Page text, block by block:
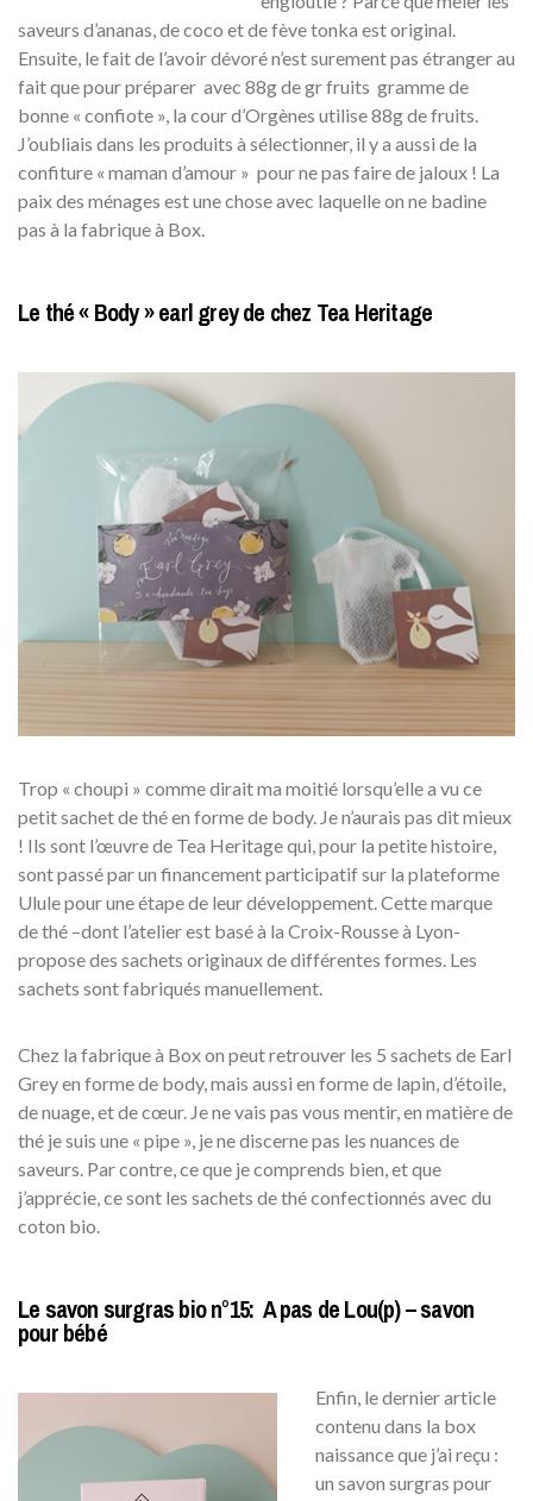
saveurs d’ananas, de coco et de fève tonka est original.
Ensuite, le fait de l’avoir dévoré n’est surement pas étranger au
fait que pour préparer avec 88g de gr fruits gramme de
bonne « confiote », la cour d’Orgènes utilise 88g de fruits.
J’oubliais dans les produits à sélectionner, il y a aussi de la
confiture « maman d’amour » pour ne pas faire de jaloux ! La
paix des ménages est une chose avec laquelle on ne badine
pas à la fabrique à Box.
Le thé « Body » earl grey de chez Tea Heritage
Trop « choupi » comme dirait ma moitié lorsqu’elle a vu ce
petit sachet de thé en forme de body. Je n’aurais pas dit mieux
! Ils sont l’œuvre de Tea Heritage qui, pour la petite histoire,
sont passé par un financement participatif sur la plateforme
Ulule pour une étape de leur développement. Cette marque
de thé –dont l’atelier est basé à la Croix-Rousse à Lyon-
propose des sachets originaux de différentes formes. Les
sachets sont fabriqués manuellement.
Chez la fabrique à Box on peut retrouver les 5 sachets de Earl
Grey en forme de body, mais aussi en forme de lapin, d’étoile,
de nuage, et de cœur. Je ne vais pas vous mentir, en matière de
thé je suis une « pipe », je ne discerne pas les nuances de
saveurs. Par contre, ce que je comprends bien, et que
j’apprécie, ce sont les sachets de thé confectionnés avec du
coton bio.
Le savon surgras bio n°15: A pas de Lou(p) – savon
pour bébé
Enfin, le dernier article
contenu dans la box
naissance que j’ai reçu :
un savon surgras pour